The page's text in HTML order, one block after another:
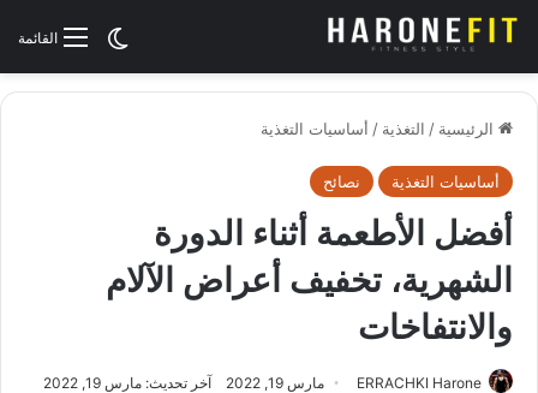
القائمةالوضع
الرئيسية / التغذية / أساسيات التغذية
أساسيات التغذية نصائح
أفضل الأطعمة أثناء الدورة
الشهرية، تخفيف أعراض الآلام
والانتفاخات
ERRACHKI Harone مارس 19, 2022 آخر تحديث: مارس 19, 2022